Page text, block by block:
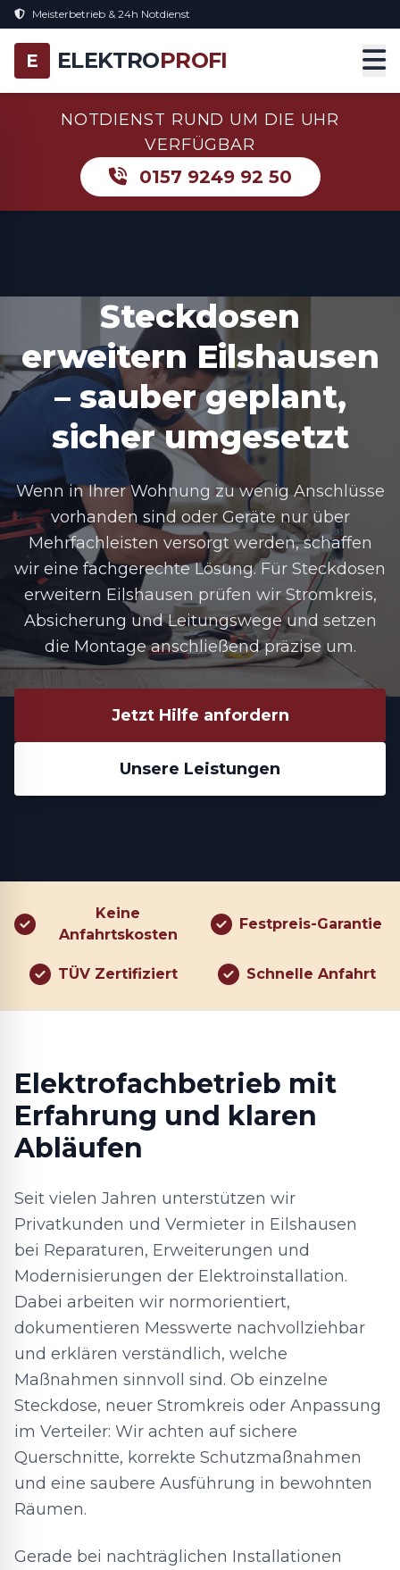
Meisterbetrieb & 24h Notdienst
E ELEKTROPROFI
NOTDIENST RUND UM DIE UHR
VERFÜGBAR
0157 9249 92 50
Steckdosen
erweitern Eilshausen
– sauber geplant,
sicher umgesetzt
Wenn in Ihrer Wohnung zu wenig Anschlüsse
vorhanden sind oder Geräte nur über
Mehrfachleisten versorgt werden, schaffen
wir eine fachgerechte Lösung. Für Steckdosen
erweitern Eilshausen prüfen wir Stromkreis,
Absicherung und Leitungswege und setzen
die Montage anschließend präzise um.
Jetzt Hilfe anfordern
Unsere Leistungen
Keine
Anfahrtskosten
Festpreis-Garantie
TÜV Zertifiziert Schnelle Anfahrt
Elektrofachbetrieb mit
Erfahrung und klaren
Abläufen
Seit vielen Jahren unterstützen wir
Privatkunden und Vermieter in Eilshausen
bei Reparaturen, Erweiterungen und
Modernisierungen der Elektroinstallation.
Dabei arbeiten wir normorientiert,
dokumentieren Messwerte nachvollziehbar
und erklären verständlich, welche
Maßnahmen sinnvoll sind. Ob einzelne
Steckdose, neuer Stromkreis oder Anpassung
im Verteiler: Wir achten auf sichere
Querschnitte, korrekte Schutzmaßnahmen
und eine saubere Ausführung in bewohnten
Räumen.
Gerade bei nachträglichen Installationen